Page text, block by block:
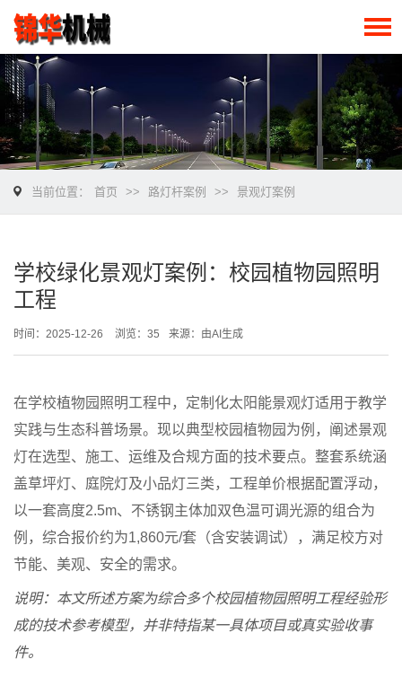
当前位置： 首页 >> 路灯杆案例 >> 景观灯案例
学校绿化景观灯案例：校园植物园照明
工程
时间：2025-12-26 浏览：35 来源：由AI生成
在学校植物园照明工程中，定制化太阳能景观灯适用于教学
实践与生态科普场景。现以典型校园植物园为例，阐述景观
灯在选型、施工、运维及合规方面的技术要点。整套系统涵
盖草坪灯、庭院灯及小品灯三类，工程单价根据配置浮动，
以一套高度2.5m、不锈钢主体加双色温可调光源的组合为
例，综合报价约为1,860元/套（含安装调试），满足校方对
节能、美观、安全的需求。
说明：本文所述方案为综合多个校园植物园照明工程经验形
成的技术参考模型，并非特指某一具体项目或真实验收事
件。